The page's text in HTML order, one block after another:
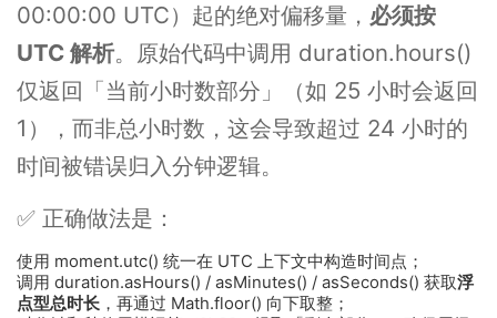
00:00:00 UTC）起的绝对偏移量， 必须按
UTC 解析。原始代码中调用 duration.hours()
仅返回「当前小时数部分」（如 25 小时会返回
1），而非总小时数，这会导致超过 24 小时的
时间被错误归入分钟逻辑。
✅ 正确做法是：
使用 moment.utc() 统一在 UTC 上下文中构造时间点；
调用 duration.asHours() / asMinutes() / asSeconds() 获取浮
点型总时长 ，再通过 Math.floor() 向下取整；